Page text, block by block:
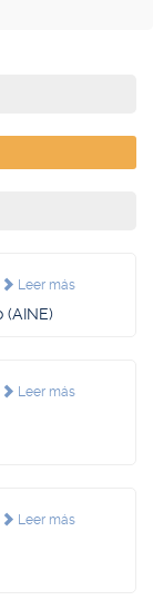
Leer más
(AINE)
Leer más
Leer más